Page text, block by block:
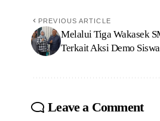
PREVIOUS ARTICLE
Melalui Tiga Wakasek
Terkait Aksi Demo
Leave a Comment